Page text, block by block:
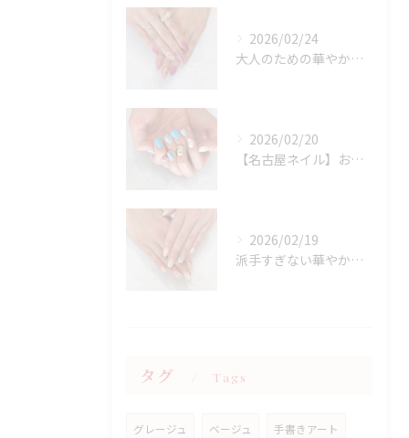
2026/02/24
大人のための華やかラメピンクネイル
2026/02/20
【名古屋ネイル】お持ち込みニュアンスアート×春フラワーデザイン
2026/02/19
派手すぎない華やかさ◎上品イエローネイル特集
タグ Tags
グレージュ ベージュ 手書きアート